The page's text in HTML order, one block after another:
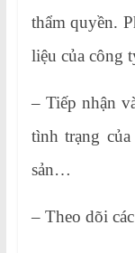
thẩm quyền.
liệu của công
– Tiếp nhận
tình trạng
sản…
– Theo dõi